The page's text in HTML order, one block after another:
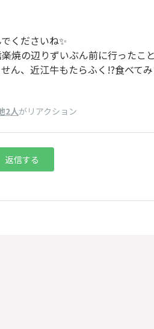
くださいね✨
焼の辺りずいぶん前に行ったこ
ん、近江牛もたらふく!?食べて
2人がリアクション
返信する